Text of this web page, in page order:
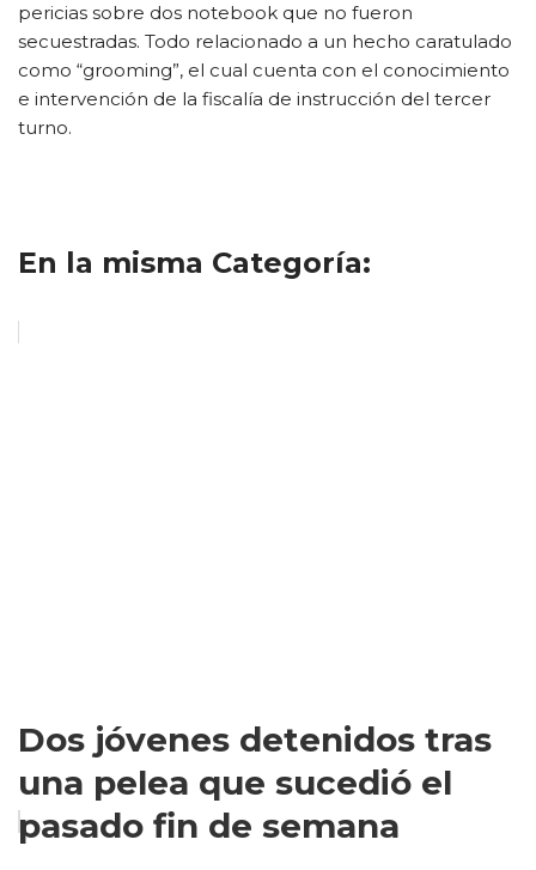
pericias sobre dos notebook que no fueron
secuestradas. Todo relacionado a un hecho caratulado
como “grooming”, el cual cuenta con el conocimiento
e intervención de la fiscalía de instrucción del tercer
turno.
En la misma Categoría:
Dos jóvenes detenidos tras
una pelea que sucedió el
pasado fin de semana